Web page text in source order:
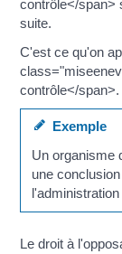
contrôle</span>
suite.
C'est ce qu'on
contrôle</span>.
Exemple
Un organisme
une
Le droit à